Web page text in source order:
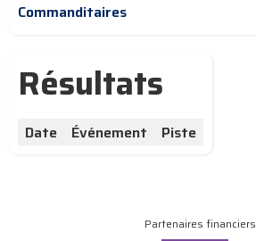
Commanditaires
Résultats
Date Événement Piste
Partenaires financiers